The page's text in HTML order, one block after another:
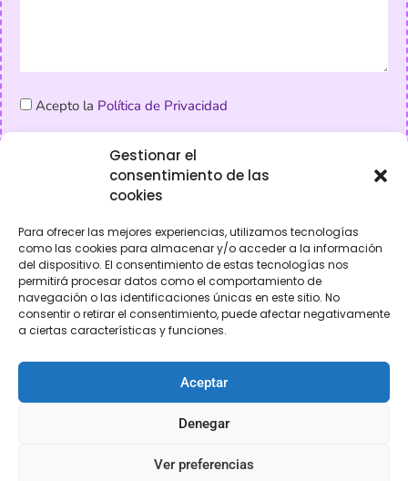
Gestionar el
consentimiento de las
cookies
Para ofrecer las mejores experiencias, utilizamos tecnologías
como las cookies para almacenar y/o acceder a la información
del dispositivo. El consentimiento de estas tecnologías nos
permitirá procesar datos como el comportamiento de
navegación o las identificaciones únicas en este sitio. No
consentir o retirar el consentimiento, puede afectar negativamente
a ciertas características y funciones.
Aceptar
Denegar
Ver preferencias
Acepto la Política de Privacidad
ENVIAR MENSAJE
envío de mis publicaciones así como correos
comerciales. LaLegitimación es gracias a tu consentimiento.Destinatarios: tus datos se encuentran alojados en
mis plataformas de email marketing Mailchimp acogida al Privacy Shield. Podrás ejercerTus Derechosde
Acceso, Rectificación, Limitación o Suprimir tus datos en info@merceriaeltorcal.com. Para más información
consulte nuestrapolítica de privacidad
LLÁMANOS